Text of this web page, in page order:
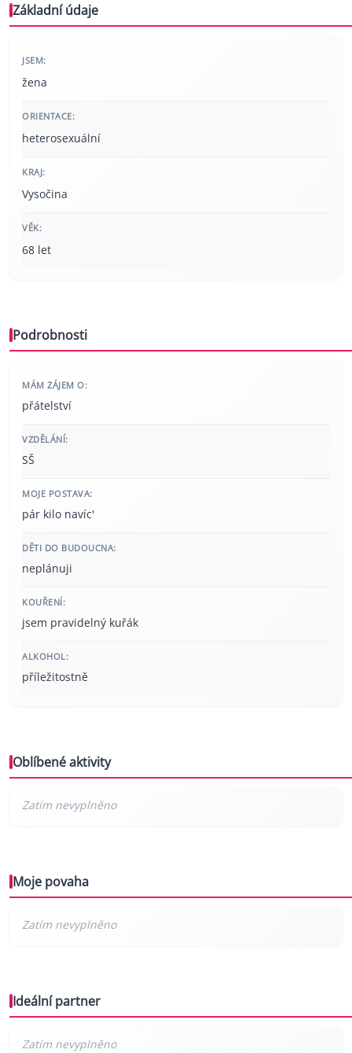
Základní údaje
JSEM:
žena
ORIENTACE:
heterosexuální
KRAJ:
Vysočina
VĚK:
68 let
Podrobnosti
MÁM ZÁJEM O:
přátelství
VZDĚLÁNÍ:
SŠ
MOJE POSTAVA:
pár kilo navíc'
DĚTI DO BUDOUCNA:
neplánuji
KOUŘENÍ:
jsem pravidelný kuřák
ALKOHOL:
příležitostně
Oblíbené aktivity
Moje povaha
Ideální partner